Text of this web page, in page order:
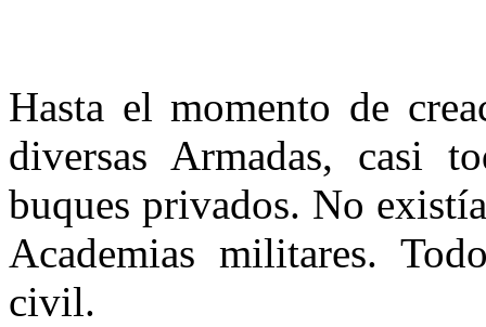
Hasta el momento de
diversas Armadas, casi
buques privados. No
Academias militares.
civil.